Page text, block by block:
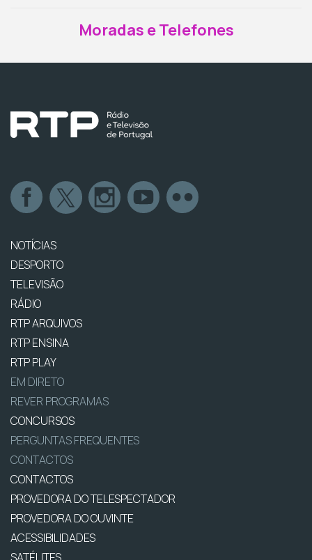
Moradas e Telefones
NOTÍCIAS
DESPORTO
TELEVISÃO
RÁDIO
RTP ARQUIVOS
RTP ENSINA
RTP PLAY
EM DIRETO
REVER PROGRAMAS
CONCURSOS
PERGUNTAS FREQUENTES
CONTACTOS
CONTACTOS
PROVEDORA DO TELESPECTADOR
PROVEDORA DO OUVINTE
ACESSIBILIDADES